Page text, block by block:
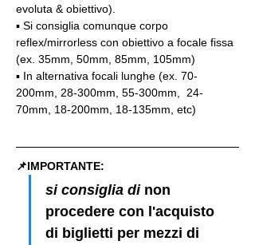
evoluta & obiettivo).
▪️ Si consiglia comunque corpo
reflex/mirrorless con obiettivo a focale fissa
(ex. 35mm, 50mm, 85mm, 105mm)
▪️ In alternativa focali lunghe (ex. 70-
200mm, 28-300mm, 55-300mm,  24-
70mm, 18-200mm, 18-135mm, etc)
📌IMPORTANTE:
si consiglia di non
procedere con l'acquisto
di biglietti per mezzi di